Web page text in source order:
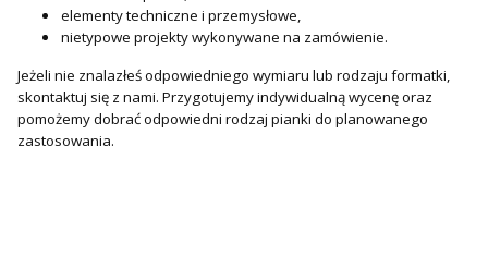
elementy techniczne i przemysłowe,
nietypowe projekty wykonywane na zamówienie.
Jeżeli nie znalazłeś odpowiedniego wymiaru lub rodzaju formatki,
skontaktuj się z nami. Przygotujemy indywidualną wycenę oraz
pomożemy dobrać odpowiedni rodzaj pianki do planowanego
zastosowania.